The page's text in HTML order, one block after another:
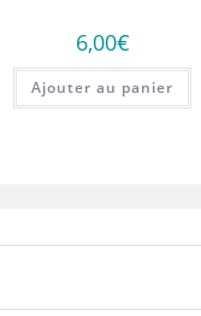
6,00€
Ajouter au panier